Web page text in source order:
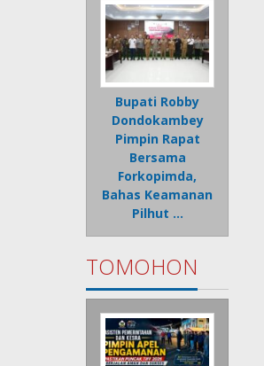
Bupati Robby
Dondokambey
Pimpin Rapat
Bersama
Forkopimda,
Bahas Keamanan
Pilhut …
TOMOHON